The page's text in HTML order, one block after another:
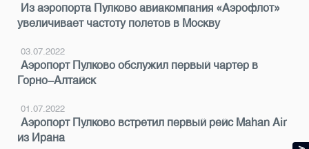
Из аэропорта Пулково авиакомпания «Аэрофлот»
увеличивает частоту полетов в Москву
03.07.2022
Аэропорт Пулково обслужил первый чартер в
Горно-Алтайск
01.07.2022
Аэропорт Пулково встретил первый рейс Mahan Air
из Ирана